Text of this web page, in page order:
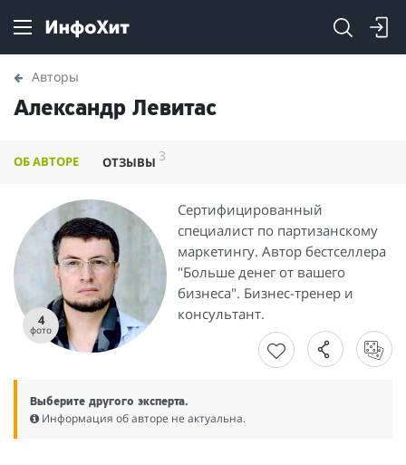
Авторы
Александр Левитас
ОБ АВТОРЕ ОТЗЫВЫ 3
4
фото
Сертифицированный
специалист по партизанскому
маркетингу. Автор бестселлера
"Больше денег от вашего
бизнеса". Бизнес-тренер и
консультант.
Выберите другого эксперта.
Информация об авторе не актуальна.